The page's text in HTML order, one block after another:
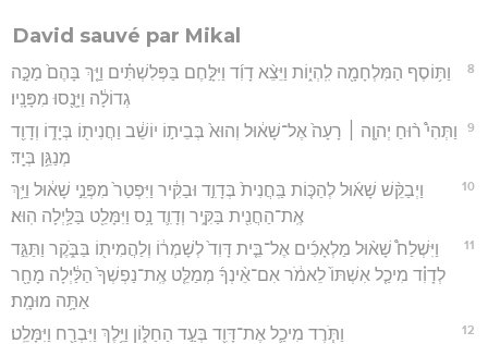
David sauvé par Mikal
8
וַתּ֥וֹסֶף הַמִּלְחָמָ֖ה לִֽהְי֑וֹת וַיֵּצֵ֨א דָוִ֜ד וַיִּלָּ֣חֶם בַּפְּלִשְׁתִּ֗ים וַיַּ֤ךְ בָּהֶם֙ מַכָּ֣ה
גְדוֹלָ֔ה וַיָּנֻ֖סוּ מִפָּנָֽיו׃
9
וַתְּהִי֩ ר֨וּחַ יְהוָ֤ה ׀ רָעָה֙ אֶל־שָׁא֔וּל וְהוּא֙ בְּבֵית֣וֹ יוֹשֵׁ֔ב וַחֲנִית֖וֹ בְּיָד֑וֹ וְדָוִ֖ד
מְנַגֵּ֥ן בְּיָֽד׃
10
וַיְבַקֵּ֨שׁ שָׁא֜וּל לְהַכּ֤וֹת בַּֽחֲנִית֙ בְּדָוִ֣ד וּבַקִּ֔יר וַיִּפְטַר֙ מִפְּנֵ֣י שָׁא֔וּל וַיַּ֥ךְ
אֶֽת־הַחֲנִ֖ית בַּקִּ֑יר וְדָוִ֛ד נָ֥ס וַיִּמָּלֵ֖ט בַּלַּ֥יְלָה הֽוּא׃
11
וַיִּשְׁלַח֩ שָׁא֨וּל מַלְאָכִ֜ים אֶל־בֵּ֤ית דָּוִד֙ לְשָׁמְר֔וֹ וְלַהֲמִית֖וֹ בַּבֹּ֑קֶר וַתַּגֵּ֣ד
לְדָוִ֗ד מִיכַ֤ל אִשְׁתּוֹ֙ לֵאמֹ֔ר אִם־אֵ֨ינְךָ֜ מְמַלֵּ֤ט אֶֽת־נַפְשְׁךָ֙ הַלַּ֔יְלָה מָחָ֖ר
אַתָּ֥ה מוּמָֽת׃
12 וַתֹּ֧רֶד מִיכַ֛ל אֶת־דָּוִ֖ד בְּעַ֣ד הַחַלּ֑וֹן וַיֵּ֥לֶךְ וַיִּבְרַ֖ח וַיִּמָּלֵֽט׃